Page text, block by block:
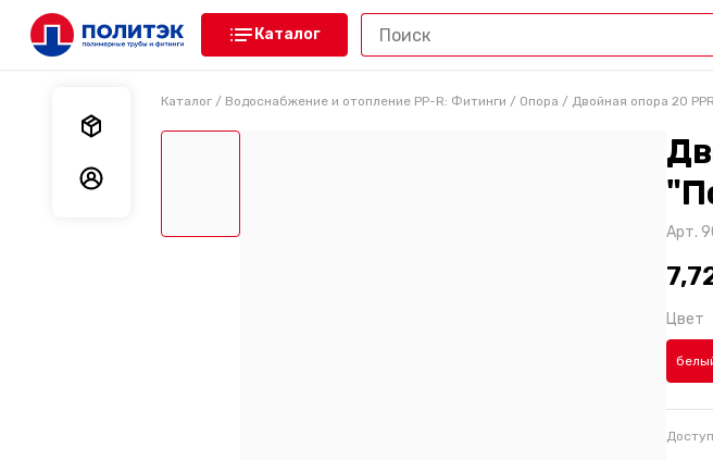
Каталог
Каталог / Водоснабжение и отопление PP-R: Фитинги / Опора / Двойная опора 20
Арт.
Цвет